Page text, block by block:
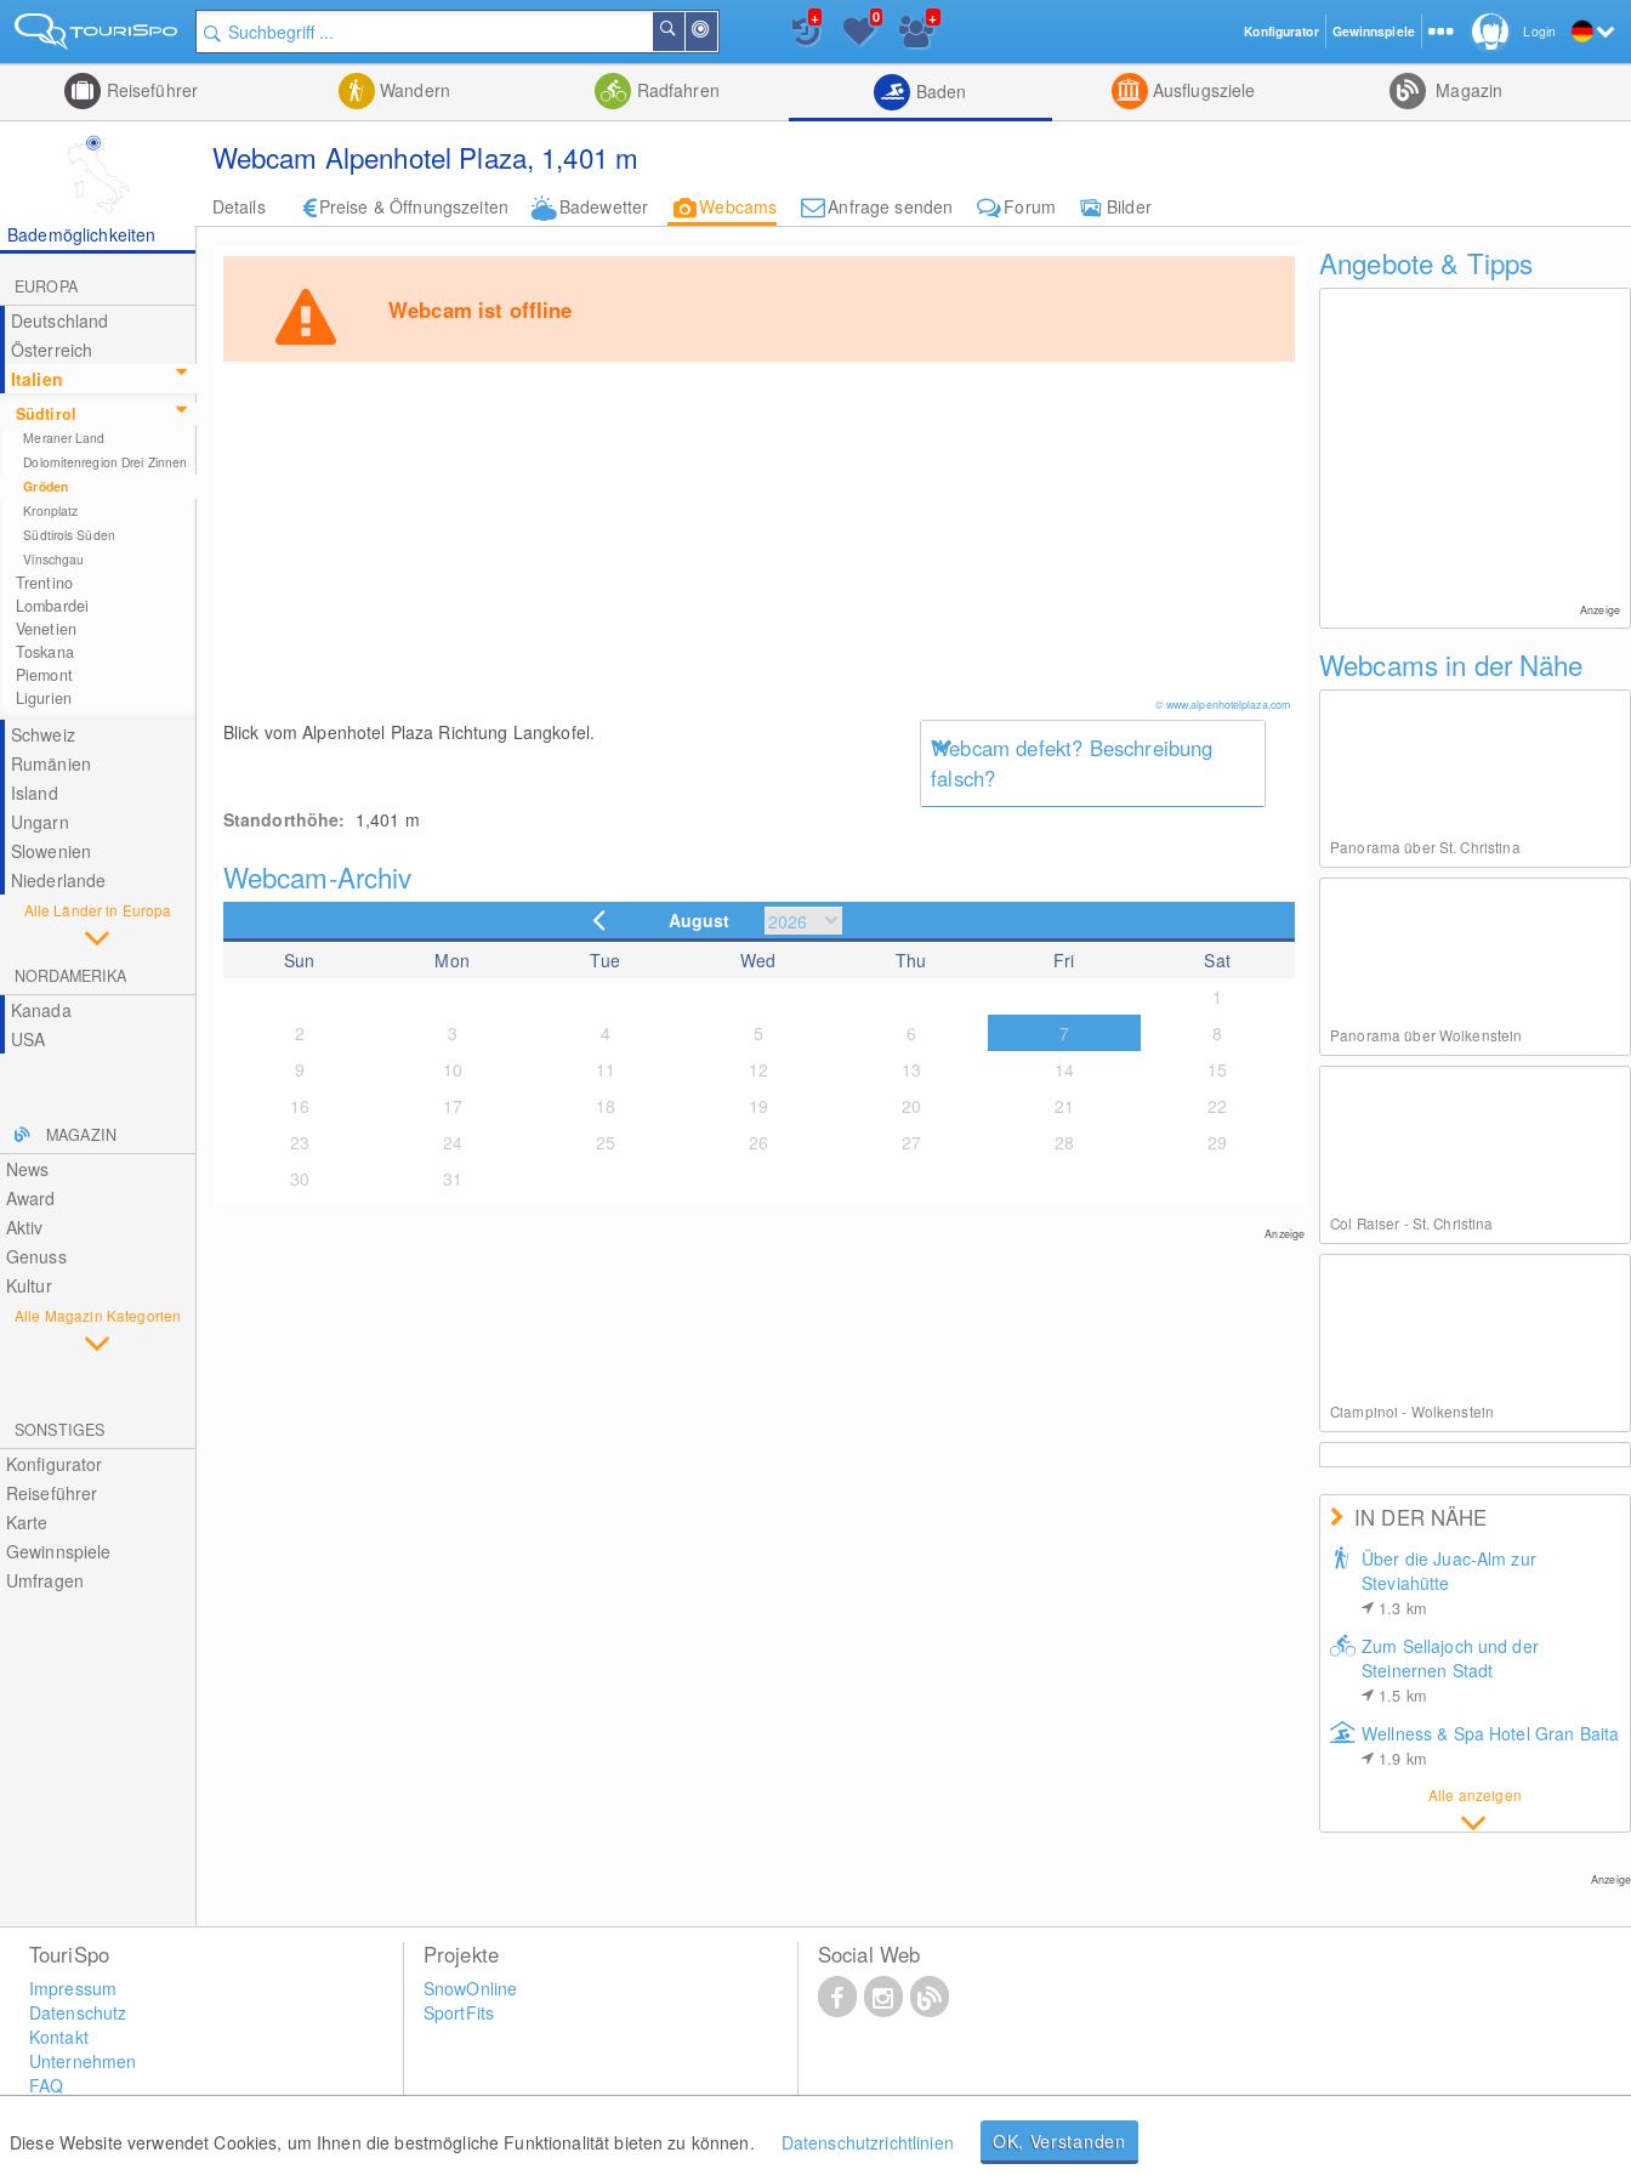
der
Suchen
Listenansicht
Kombiniert
+ 0 +
Reiseführer Wandern Radfahren Baden Ausflugsziele Magazin
Webcam Alpenhotel Plaza, 1,401 m
Details Preise & Öffnungszeiten Badewetter Webcams Anfrage senden Forum
Bilder
Bademöglichkeiten
EUROPA
Deutschland
Österreich
Italien
Südtirol
Meraner Land
Dolomitenregion Drei Zinnen
Gröden
Kronplatz
Südtirols Süden
Vinschgau
Trentino
Lombardei
Venetien
Toskana
Piemont
Ligurien
Schweiz
Rumänien
Island
Ungarn
Slowenien
Niederlande
Alle Länder in Europa
NORDAMERIKA
Kanada
USA
MAGAZIN
News
Award
Aktiv
Genuss
Kultur
Alle Magazin Kategorien
SONSTIGES
Konfigurator
Reiseführer
Karte
Gewinnspiele
Umfragen
Webcam ist offline
© www.alpenhotelplaza.com
Blick vom Alpenhotel Plaza Richtung Langkofel.
Webcam defekt? Beschreibung
falsch?
Standorthöhe: 1,401 m
Webcam-Archiv
August
Sun
Mon Tue Wed Thu Fri
Sat
1
2
3 4 5 6 7
8
9
10 11 12 13 14
15
16
17 18 19 20 21
22
23
24 25 26 27 28
29
30
31
Anzeige
Angebote & Tipps
Anzeige
Webcams in der Nähe
Panorama über St. Christina
Panorama über Wolkenstein
Col Raiser - St. Christina
Ciampinoi - Wolkenstein
Seceda St. Christina
Plan de Gralba
IN DER NÄHE
Über die Juac-Alm zur
Steviahütte
1.3 km
Zum Sellajoch und der
Steinernen Stadt
1.5 km
Wellness & Spa Hotel Gran Baita
1.9 km
Alle anzeigen
Anzeige
Login
Diese Website verwendet Cookies, um Ihnen die bestmögliche Funktionalität bieten zu können. Datenschutzrichtlinien OK, Verstanden
TouriSpo
Impressum
Datenschutz
Kontakt
Unternehmen
FAQ
Widget
Projekte
SnowOnline
SportFits
Social Web
Konfigurator Gewinnspiele